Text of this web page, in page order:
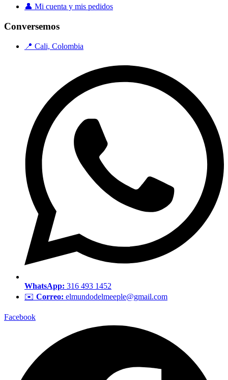
👤 Mi cuenta y mis pedidos
Conversemos
📍 Cali, Colombia
WhatsApp: 316 493 1452
✉️ Correo: elmundodelmeeple@gmail.com
Facebook